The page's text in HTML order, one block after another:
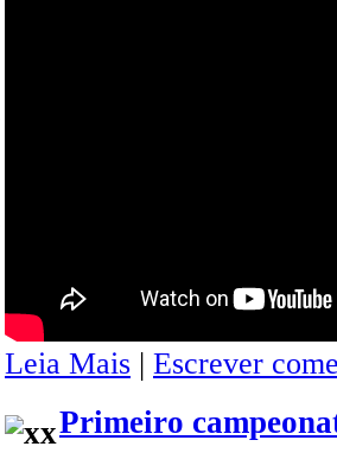
Leia Mais | Escrever
Primeiro